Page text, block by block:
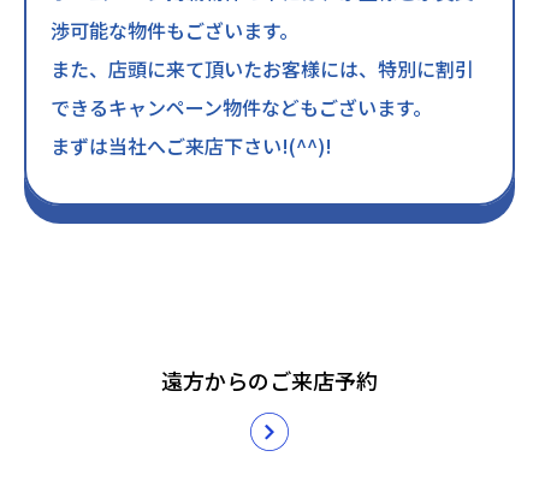
渉可能な物件もございます。
また、店頭に来て頂いたお客様には、特別に割引
できるキャンペーン物件などもございます。
まずは当社へご来店下さい!(^^)!
遠方からのご来店予約